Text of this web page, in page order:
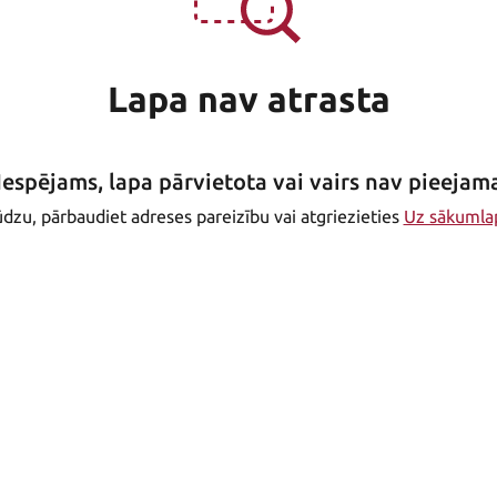
Lapa nav atrasta
lapa pārvietota vai vairs nav
pārbaudiet adreses pareizību vai atgriezieties Uz